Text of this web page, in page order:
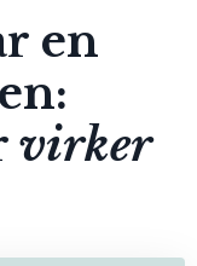
en
virker